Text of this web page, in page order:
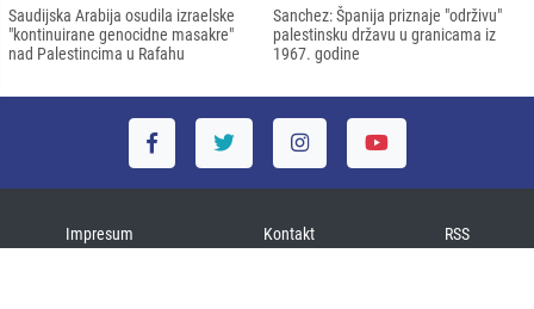
Saudijska Arabija osudila izraelske
"kontinuirane genocidne masakre"
nad Palestincima u Rafahu
Sanchez: Španija priznaje "održivu"
palestinsku državu u granicama iz
1967. godine
Impresum Kontakt RSS